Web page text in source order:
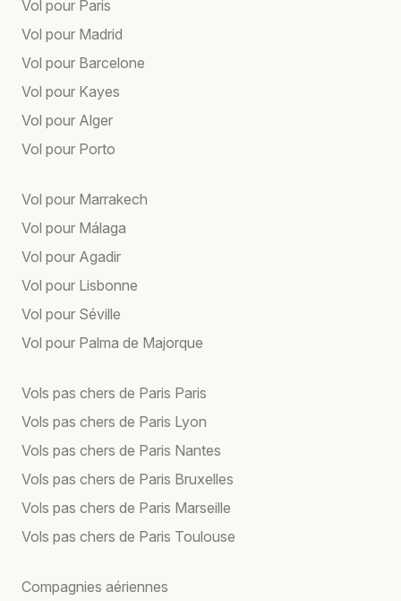
Vol pour Paris
Vol pour Madrid
Vol pour Barcelone
Vol pour Kayes
Vol pour Alger
Vol pour Porto
Vol pour Marrakech
Vol pour Málaga
Vol pour Agadir
Vol pour Lisbonne
Vol pour Séville
Vol pour Palma de Majorque
Vols pas chers de Paris Paris
Vols pas chers de Paris Lyon
Vols pas chers de Paris Nantes
Vols pas chers de Paris Bruxelles
Vols pas chers de Paris Marseille
Vols pas chers de Paris Toulouse
Compagnies aériennes